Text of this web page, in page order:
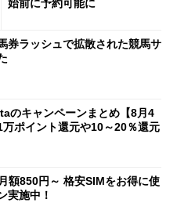
始前に予約可能に
券ラッシュで拡散された競馬サ
のキャンペーンまとめ【8月4
ポイント還元や10～20％還元
額850円～ 格安SIMをお得に使
実施中！